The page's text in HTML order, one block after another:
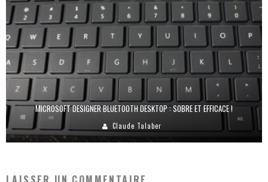
MICROSOFT DESIGNER BLUETOOTH DESKTOP : SOBRE ET EFFICACE !
Claude Talaber